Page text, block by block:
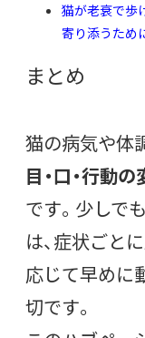
猫が老衰で歩
寄り添うため
まとめ
猫の病気や体
目・口・行動
です。少しで
は、症状ごと
応じて早めに
切です。